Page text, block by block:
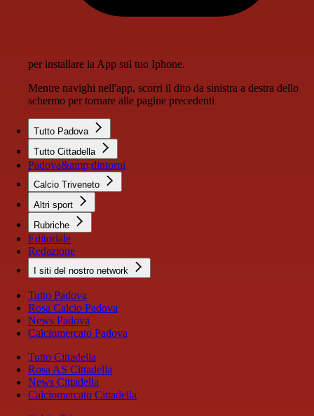
per installare la App sul tuo Iphone.
Mentre navighi nell'app, scorri il dito da sinistra a destra dello
schermo per tornare alle pagine precedenti
Tutto Padova
Tutto Cittadella
Padova&amp;dintorni
Calcio Triveneto
Altri sport
Rubriche
Editoriale
Redazione
I siti del nostro network
Tutto Padova
Rosa Calcio Padova
News Padova
Calciomercato Padova
Tutto Cittadella
Rosa AS Cittadella
News Cittadella
Calciomercato Cittadella